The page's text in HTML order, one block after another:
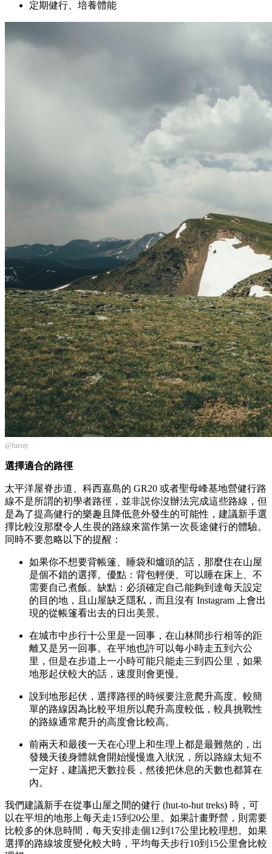
定期健行、培養體能
@fursty
選擇適合的路徑
太平洋屋脊步道、科西嘉島的 GR20 或者聖母峰基地營健行路
線不是所謂的初學者路徑，並非説你沒辦法完成這些路線，但
是為了提高健行的樂趣且降低意外發生的可能性，建議新手選
擇比較沒那麼令人生畏的路線來當作第一次長途健行的體驗。
同時不要忽略以下的提醒：
如果你不想要背帳篷、睡袋和爐頭的話，那麼住在山屋
是個不錯的選擇。優點：背包輕便、可以睡在床上、不
需要自己煮飯。缺點：必須確定自己能夠到達每天設定
的目的地，且山屋缺乏隱私，而且沒有 Instagram 上會出
現的從帳篷看出去的日出美景。
在城市中步行十公里是一回事，在山林間步行相等的距
離又是另一回事。在平地也許可以每小時走五到六公
里，但是在步道上一小時可能只能走三到四公里，如果
地形起伏較大的話，速度則會更慢。
說到地形起伏，選擇路徑的時候要注意爬升高度。較簡
單的路線因為比較平坦所以爬升高度較低，較具挑戰性
的路線通常爬升的高度會比較高。
前兩天和最後一天在心理上和生理上都是最難熬的，出
發幾天後身體就會開始慢慢進入狀況，所以路線太短不
一定好，建議把天數拉長，然後把休息的天數也都算在
內。
我們建議新手在從事山屋之間的健行 (hut-to-hut treks) 時，可
以在平坦的地形上每天走15到20公里。如果計畫野營，則需要
比較多的休息時間，每天安排走個12到17公里比較理想。如果
選擇的路線坡度變化較大時，平均每天步行10到15公里會比較